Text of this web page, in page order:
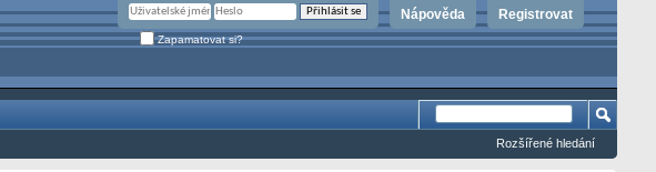
Registrovat
Nápověda
Zapamatovat si?
Rozšířené hledání